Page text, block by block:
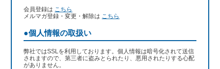
会員登録は こちら
メルマガ登録・変更・解除は こちら
●個人情報の取扱い
弊社ではSSLを利用しております。個人情報は暗号化されて送信
されますので、第三者に盗みとられたり、悪用されたりする心配
がありません。